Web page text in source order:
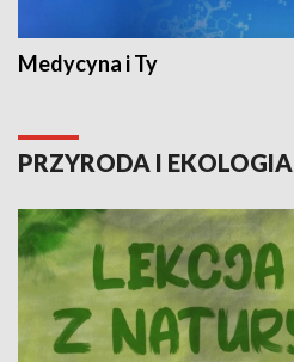
Medycyna i Ty
PRZYRODA I EKOLOGIA